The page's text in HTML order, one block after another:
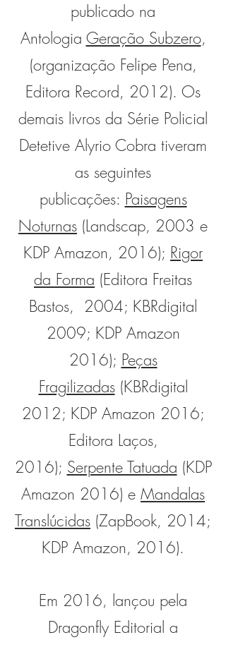
publicado na
Antologia Geração Subzero,
(organização Felipe Pena,
Editora Record, 2012). Os
demais livros da Série Policial
Detetive Alyrio Cobra tiveram
as seguintes
publicações: Paisagens
Noturnas (Landscap, 2003 e
KDP Amazon, 2016); Rigor
da Forma (Editora Freitas
Bastos, 2004; KBRdigital
2009; KDP Amazon
2016); Peças
Fragilizadas(KBRdigital
2012; KDP Amazon 2016;
Editora Laços,
2016); Serpente Tatuada (KDP
Amazon 2016) e Mandalas
Translúcidas (ZapBook, 2014;
KDP Amazon, 2016).
Em 2016, lançou pela
Dragonfly Editorial a